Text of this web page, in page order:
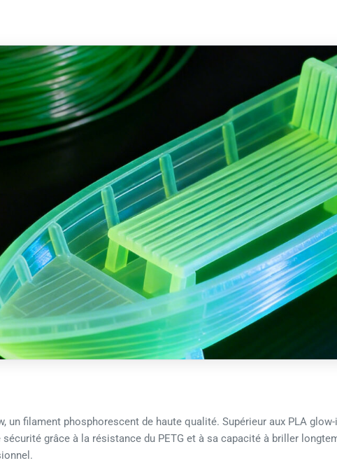
un filament phosphorescent de haute qualité. Supérieur aux PLA
grâce à la résistance du PETG et à sa capacité à briller